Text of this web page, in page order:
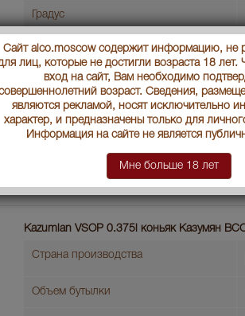
Градус
Выдержка
Артикул
Производитель
Условия продаж:
нет в наличии
Kazumian VSOP 0.375l коньяк Казумян
Страна производства
Объем бутылки
Сайт alco.moscow содержит информацию, не
лиц, которые не достигли возраста 18 лет.
вход на сайт, Вам необходимо
возраст. Сведения,
являются рекламой, носят исключительно
характер, и предназначены только для
Информация на сайте не является
Мне больше 18 лет